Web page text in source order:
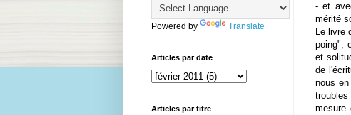
- et
mérité
Le livre
poing",
et
de
nous
troubles
mesure
Powered by Translate
Articles par date
Articles par titre